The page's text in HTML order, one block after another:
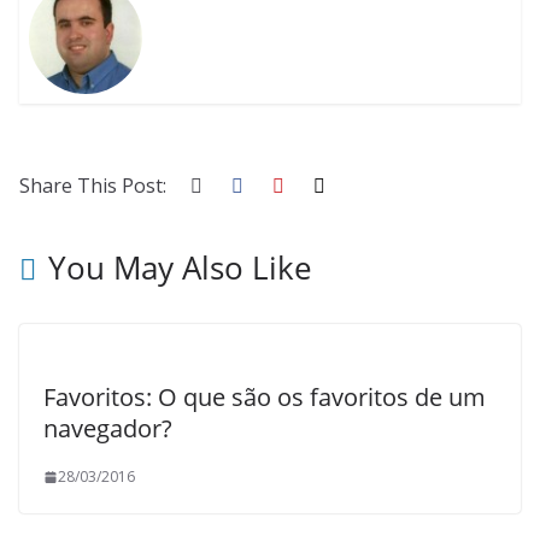
Share This Post:
You May Also Like
Favoritos: O que são os favoritos de um
navegador?
28/03/2016